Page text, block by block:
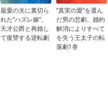
最愛の夫に裏切ら
れた“ハズレ嫁”、
天才公爵と再婚し
て復讐する逆転劇
“真実の愛”を選ん
だ男の悲劇、婚約
解消によりすべて
を失う王太子の転
落劇1巻